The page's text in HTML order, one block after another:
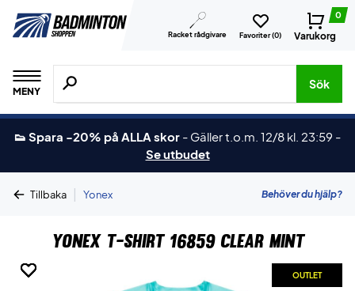
Racket rådgivare Favoriter (0)
0
Varukorg
MENY
Sök efter produkter, märken osv.
Sök
👟 Spara -20% på ALLA skor - Gäller t.o.m. 12/8 kl. 23:59 -
Se utbudet
Tillbaka | Yonex Behöver du hjälp?
Yonex T-shirt 16859 Clear Mint
OUTLET
OUTLET
OUTLET
OUTLET
OUTLET
OUTLET
OUTLET